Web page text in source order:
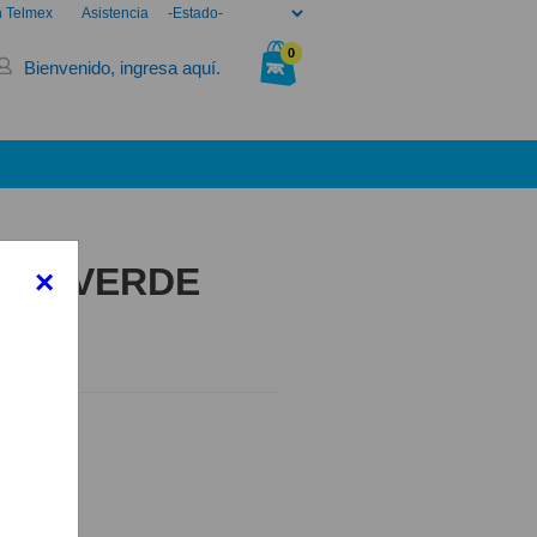
×
Asistencia
Telmex
0
Bienvenido, ingresa aquí.
VERDE